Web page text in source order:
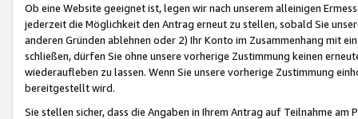
Ob eine Website geeignet ist, legen wir nach unserem alleinigen
jederzeit die Möglichkeit den Antrag erneut zu stellen, sobald Sie
anderen Gründen ablehnen oder 2) Ihr Konto im Zusammenhang mit
schließen, dürfen Sie ohne unsere vorherige Zustimmung keinen
wiederaufleben zu lassen. Wenn Sie unsere vorherige Zustimmung
bereitgestellt wird.
Sie stellen sicher, dass die Angaben in Ihrem Antrag auf Teilnahme